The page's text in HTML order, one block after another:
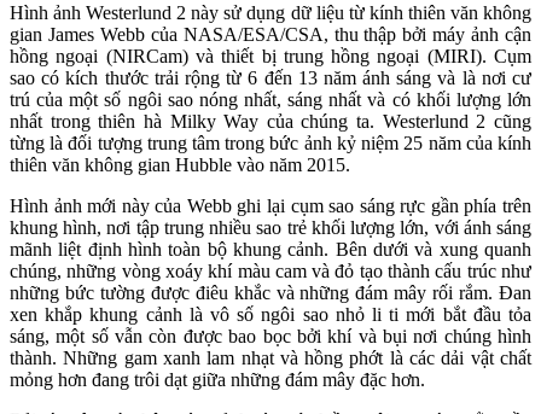
Hình ảnh Westerlund 2 này sử dụng dữ liệu từ kính thiên văn không
gian James Webb của NASA/ESA/CSA, thu thập bởi máy ảnh cận
hồng ngoại (NIRCam) và thiết bị trung hồng ngoại (MIRI). Cụm
sao có kích thước trải rộng từ 6 đến 13 năm ánh sáng và là nơi cư
trú của một số ngôi sao nóng nhất, sáng nhất và có khối lượng lớn
nhất trong thiên hà Milky Way của chúng ta. Westerlund 2 cũng
từng là đối tượng trung tâm trong bức ảnh kỷ niệm 25 năm của kính
thiên văn không gian Hubble vào năm 2015.
Hình ảnh mới này của Webb ghi lại cụm sao sáng rực gần phía trên
khung hình, nơi tập trung nhiều sao trẻ khối lượng lớn, với ánh sáng
mãnh liệt định hình toàn bộ khung cảnh. Bên dưới và xung quanh
chúng, những vòng xoáy khí màu cam và đỏ tạo thành cấu trúc như
những bức tường được điêu khắc và những đám mây rối rắm. Đan
xen khắp khung cảnh là vô số ngôi sao nhỏ li ti mới bắt đầu tỏa
sáng, một số vẫn còn được bao bọc bởi khí và bụi nơi chúng hình
thành. Những gam xanh lam nhạt và hồng phớt là các dải vật chất
mỏng hơn đang trôi dạt giữa những đám mây đặc hơn.